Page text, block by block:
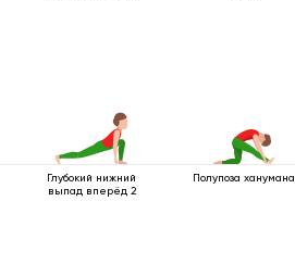
Глубокий нижний
выпад вперёд 2
Полупоза ханумана